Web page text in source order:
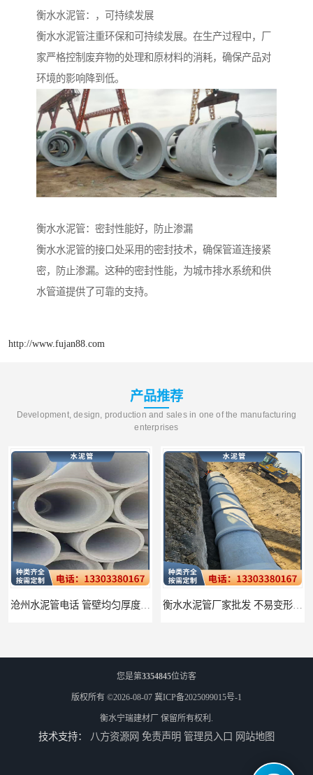
衡水水泥管：，可持续发展
衡水水泥管注重环保和可持续发展。在生产过程中，厂
家严格控制废弃物的处理和原材料的消耗，确保产品对
环境的影响降到低。
衡水水泥管：密封性能好，防止渗漏
衡水水泥管的接口处采用的密封技术，确保管道连接紧
密，防止渗漏。这种的密封性能，为城市排水系统和供
水管道提供了可靠的支持。
http://www.fujan88.com
产品推荐
Development, design, production and sales in one of the manufacturing
enterprises
您是第3354845位访客
版权所有 ©2026-08-07 冀ICP备2025099015号-1
衡水宁瑞建材厂 保留所有权利.
技术支持： 八方资源网 免责声明 管理员入口 网站地图